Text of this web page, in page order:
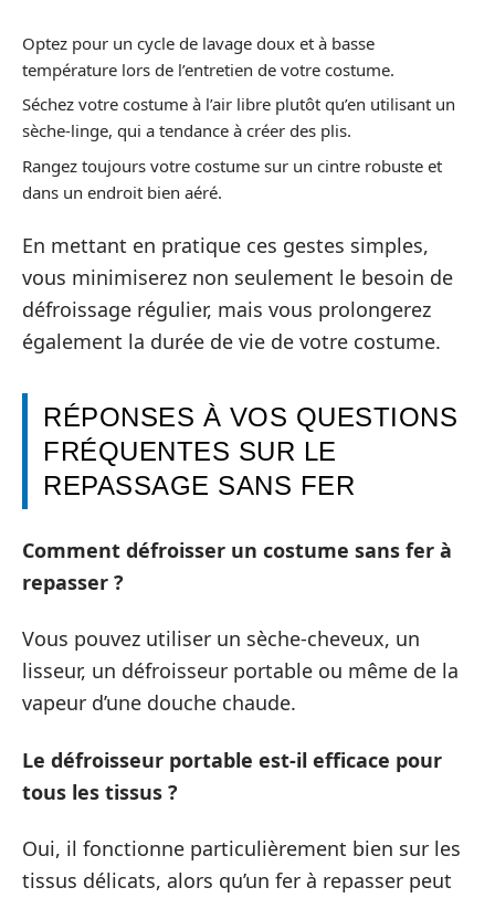
Optez pour un cycle de lavage doux et à basse
température lors de l’entretien de votre costume.
Séchez votre costume à l’air libre plutôt qu’en utilisant un
sèche-linge, qui a tendance à créer des plis.
Rangez toujours votre costume sur un cintre robuste et
dans un endroit bien aéré.
En mettant en pratique ces gestes simples,
vous minimiserez non seulement le besoin de
défroissage régulier, mais vous prolongerez
également la durée de vie de votre costume.
RÉPONSES À VOS QUESTIONS
FRÉQUENTES SUR LE
REPASSAGE SANS FER
Comment défroisser un costume sans fer à
repasser ?
Vous pouvez utiliser un sèche-cheveux, un
lisseur, un défroisseur portable ou même de la
vapeur d’une douche chaude.
Le défroisseur portable est-il efficace pour
tous les tissus ?
Oui, il fonctionne particulièrement bien sur les
tissus délicats, alors qu’un fer à repasser peut